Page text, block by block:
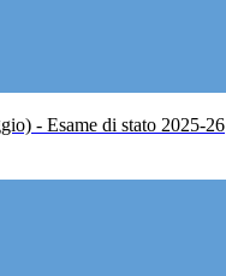
- Esame di stato 2025-26